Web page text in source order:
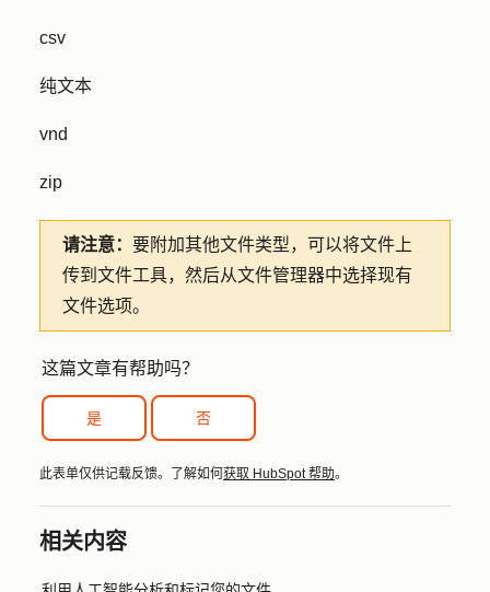
csv
纯文本
vnd
zip
请注意： 要附加其他文件类型，可以将文件上
传到文件工具，然后从文件管理器中选择现有
文件选项。
这篇文章有帮助吗？
是 否
此表单仅供记载反馈。了解如何 获取 HubSpot 帮助。
相关内容